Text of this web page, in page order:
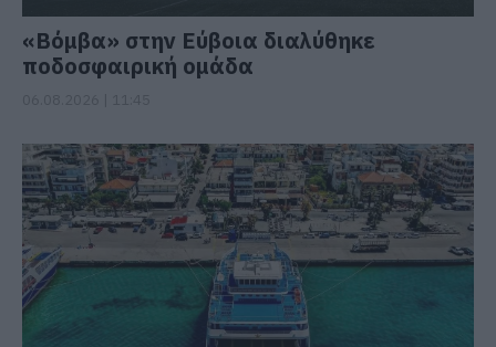
«Βόμβα» στην Εύβοια διαλύθηκε
ποδοσφαιρική ομάδα